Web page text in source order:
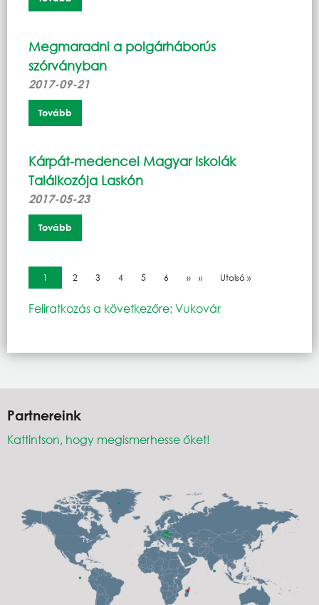
Megmaradni a polgárháborús
szórványban
2017-09-21
Tovább
Kárpát-medencei Magyar Iskolák
Találkozója Laskón
2017-05-23
Tovább
Oldalszámozás
Jelenlegi oldal
1 Oldal
2 Oldal
3 Oldal
4 Oldal
5 Oldal
6 Következő oldal
›› Utolsó oldal
Utolsó »
Feliratkozás a következőre: Vukovár
Partnereink
Kattintson, hogy megismerhesse őket!